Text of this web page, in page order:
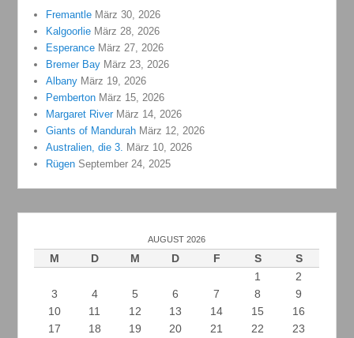
Fremantle März 30, 2026
Kalgoorlie März 28, 2026
Esperance März 27, 2026
Bremer Bay März 23, 2026
Albany März 19, 2026
Pemberton März 15, 2026
Margaret River März 14, 2026
Giants of Mandurah März 12, 2026
Australien, die 3. März 10, 2026
Rügen September 24, 2025
AUGUST 2026
M D M D F S
S
1
2
3
4 5 6 7 8
9
10
11 12 13 14 15
16
17
18 19 20 21 22
23